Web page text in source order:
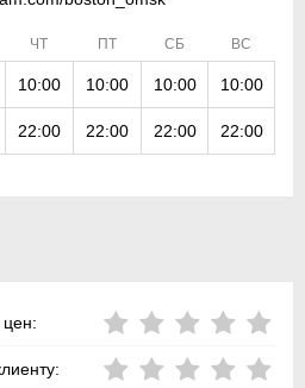
ЧТ ПТ СБ ВС
10:00 10:00 10:00 10:00
22:00 22:00 22:00 22:00
цен: